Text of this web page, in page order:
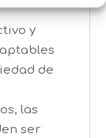
y
de
las
ser